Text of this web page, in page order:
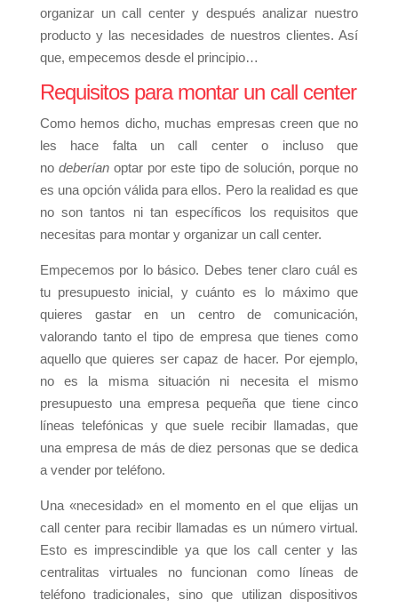
organizar un call center y después analizar nuestro
producto y las necesidades de nuestros clientes. Así
que, empecemos desde el principio…
Requisitos para montar un call center
Como hemos dicho, muchas empresas creen que no
les hace falta un call center o incluso que
no deberían optar por este tipo de solución, porque no
es una opción válida para ellos. Pero la realidad es que
no son tantos ni tan específicos los requisitos que
necesitas para montar y organizar un call center.
Empecemos por lo básico. Debes tener claro cuál es
tu presupuesto inicial, y cuánto es lo máximo que
quieres gastar en un centro de comunicación,
valorando tanto el tipo de empresa que tienes como
aquello que quieres ser capaz de hacer. Por ejemplo,
no es la misma situación ni necesita el mismo
presupuesto una empresa pequeña que tiene cinco
líneas telefónicas y que suele recibir llamadas, que
una empresa de más de diez personas que se dedica
a vender por teléfono.
Una «necesidad» en el momento en el que elijas un
call center para recibir llamadas es un número virtual.
Esto es imprescindible ya que los call center y las
centralitas virtuales no funcionan como líneas de
teléfono tradicionales, sino que utilizan dispositivos